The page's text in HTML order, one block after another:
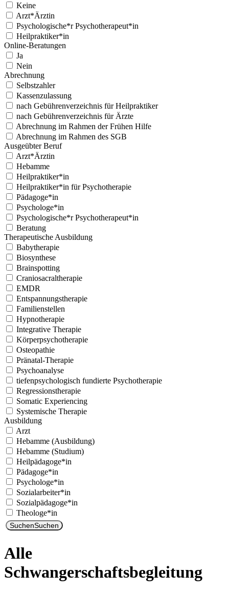
Keine
Arzt*Ärztin
Psychologische*r Psychotherapeut*in
Heilpraktiker*in
Online-Beratungen
Ja
Nein
Abrechnung
Selbstzahler
Kassenzulassung
nach Gebührenverzeichnis für Heilpraktiker
nach Gebührenverzeichnis für Ärzte
Abrechnung im Rahmen der Frühen Hilfe
Abrechnung im Rahmen des SGB
Ausgeübter Beruf
Arzt*Ärztin
Hebamme
Heilpraktiker*in
Heilpraktiker*in für Psychotherapie
Pädagoge*in
Psychologe*in
Psychologische*r Psychotherapeut*in
Beratung
Therapeutische Ausbildung
Babytherapie
Biosynthese
Brainspotting
Craniosacraltherapie
EMDR
Entspannungstherapie
Familienstellen
Hypnotherapie
Integrative Therapie
Körperpsychotherapie
Osteopathie
Pränatal-Therapie
Psychoanalyse
tiefenpsychologisch fundierte Psychotherapie
Regressionstherapie
Somatic Experiencing
Systemische Therapie
Ausbildung
Arzt
Hebamme (Ausbildung)
Hebamme (Studium)
Heilpädagoge*in
Pädagoge*in
Psychologe*in
Sozialarbeiter*in
Sozialpädagoge*in
Theologe*in
SuchenSuchen
Alle
Schwangerschaftsbegleitung